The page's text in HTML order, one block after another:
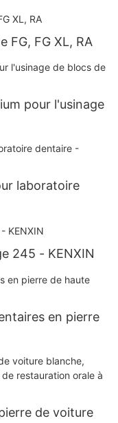
FG, FG XL, RA
pour l'usinage
laboratoire
245 - KENXIN
en pierre
de voiture